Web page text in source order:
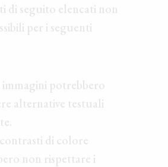
di seguito elencati non
per i seguenti
potrebbero
alternative testuali
di colore
non rispettare i